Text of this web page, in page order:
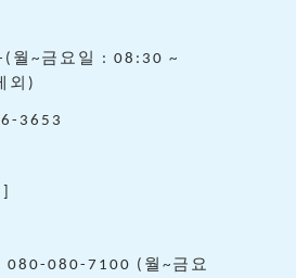
( 월 ~ 금요일
: 08:30 ~
외 )
3653
080-080-7100 ( 월 ~ 금요